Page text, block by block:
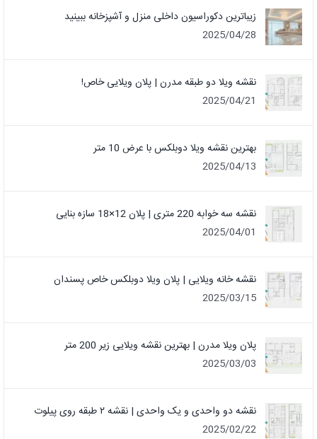
زیباترین دکوراسیون داخلی منزل و آشپزخانه ببینید
2025/04/28
نقشه ویلا دو طبقه مدرن | پلان ویلایی خاص!
2025/04/21
بهترین نقشه ویلا دوبلکس با عرض 10 متر
2025/04/13
نقشه سه خوابه 220 متری | پلان 12×18 سازه بنایی
2025/04/01
نقشه خانه ویلایی | پلان ویلا دوبلکس خاص پسندان
2025/03/15
پلان ویلا مدرن | بهترین نقشه ویلایی زیر 200 متر
2025/03/03
نقشه دو واحدی و یک واحدی | نقشه ۲ طبقه روی پیلوت
2025/02/22